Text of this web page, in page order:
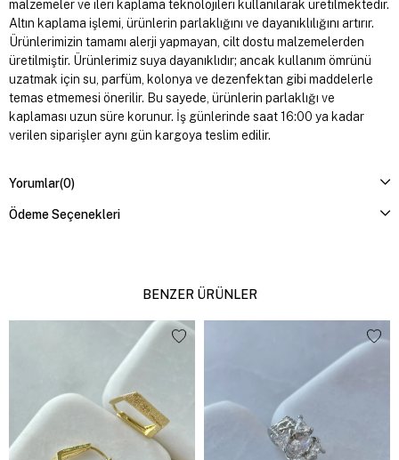
malzemeler ve ileri kaplama teknolojileri kullanılarak üretilmektedir.
Altın kaplama işlemi, ürünlerin parlaklığını ve dayanıklılığını artırır.
Ürünlerimizin tamamı alerji yapmayan, cilt dostu malzemelerden
üretilmiştir. Ürünlerimiz suya dayanıklıdır; ancak kullanım ömrünü
uzatmak için su, parfüm, kolonya ve dezenfektan gibi maddelerle
temas etmemesi önerilir. Bu sayede, ürünlerin parlaklığı ve
kaplaması uzun süre korunur. İş günlerinde saat 16:00 ya kadar
verilen siparişler aynı gün kargoya teslim edilir.
Yorumlar(0)
Ödeme Seçenekleri
BENZER ÜRÜNLER